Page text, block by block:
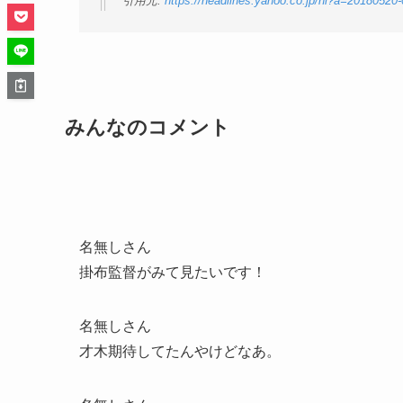
みんなのコメント
名無しさん
掛布監督がみて見たいです！
名無しさん
才木期待してたんやけどなあ。